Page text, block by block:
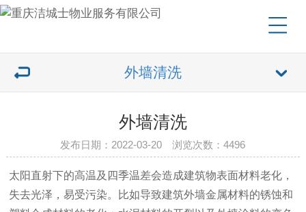
外墙清洗
外墙清洗
发布日期：2022-03-20 浏览次数：4496
太阳直射下的高温及四季温差会造成建筑物表面材料老化，
失去光泽，易受污染。比如导致建筑外墙金属材料的锈蚀和